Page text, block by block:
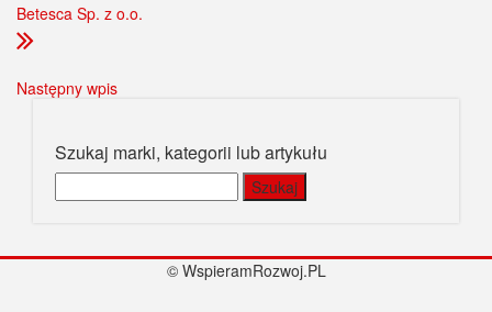
Betesca Sp. z o.o.
Następny wpis
Szukaj marki, kategorii lub artykułu
© WspieramRozwoj.PL